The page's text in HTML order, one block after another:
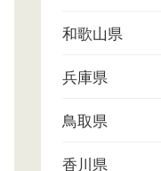
和歌山県
兵庫県
鳥取県
香川県